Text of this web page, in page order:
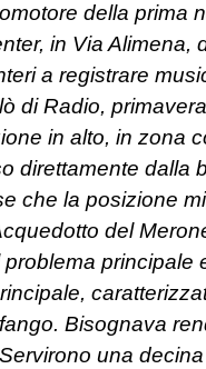
della prima
in Via Alimena,
a registrare
di Radio,
in alto, in zona
direttamente dalla
che la posizione
del
principale
Bisognava
una